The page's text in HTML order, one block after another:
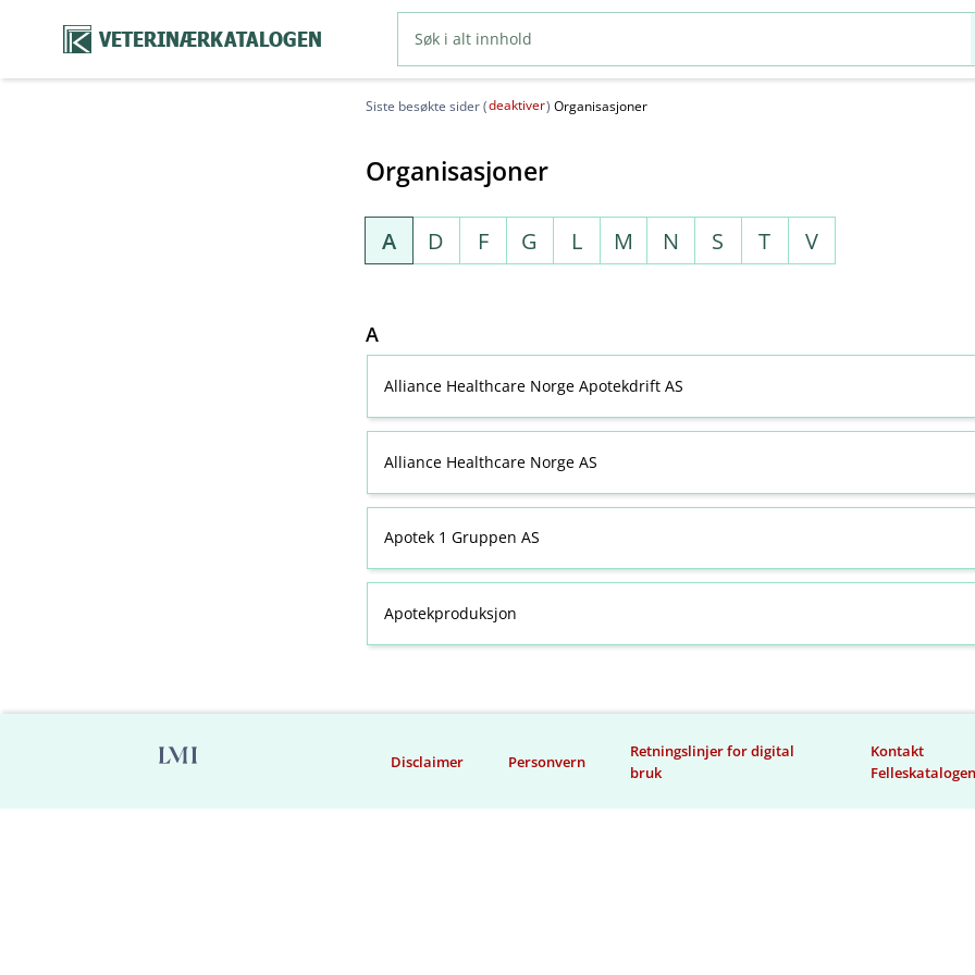
VETERINÆRKATALOGEN
Siste besøkte sider (deaktiver) Organisasjoner
Organisasjoner
A D F G L M N S T V
A
Alliance Healthcare Norge Apotekdrift AS
Alliance Healthcare Norge AS
Apotek 1 Gruppen AS
Apotekproduksjon
Disclaimer Personvern
Retningslinjer for digital
bruk
Kontakt
Felleskatalogen